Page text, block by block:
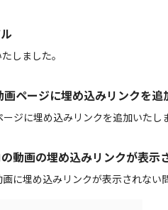
しました。
ページに埋め込みリンクを追
ジに埋め込みリンクを追加いたし
動画の埋め込みリンクが表示
に埋め込みリンクが表示されない